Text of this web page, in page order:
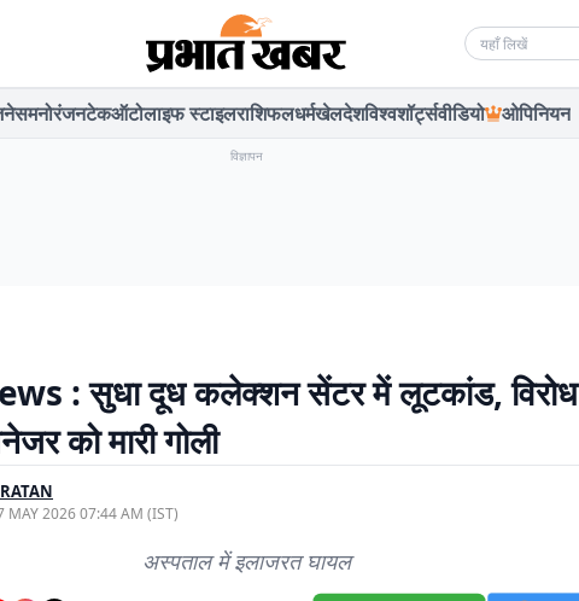
Search news
मनोरंजनटेकऑटोलाइफ स्टाइलराशिफलधर्मखेलदेशविश्वशॉर्ट्सवीडियो ओपिनियन
विज्ञापन
: सुधा दूध कलेक्शन सेंटर में लूटकांड, विरोध
को मारी गोली
MAY 2026 07:44 AM (IST)
अस्पताल में इलाजरत घायल